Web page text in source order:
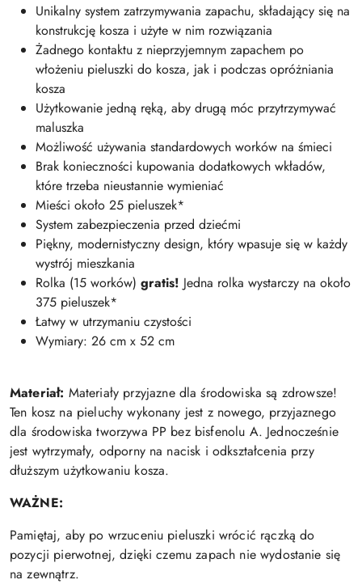
Unikalny system zatrzymywania zapachu, składający się na
konstrukcję kosza i użyte w nim rozwiązania
Żadnego kontaktu z nieprzyjemnym zapachem po
włożeniu pieluszki do kosza, jak i podczas opróżniania
kosza
Użytkowanie jedną ręką, aby drugą móc przytrzymywać
maluszka
Możliwość używania standardowych worków na śmieci
Brak konieczności kupowania dodatkowych wkładów,
które trzeba nieustannie wymieniać
Mieści około 25 pieluszek*
System zabezpieczenia przed dziećmi
Piękny, modernistyczny design, który wpasuje się w każdy
wystrój mieszkania
Rolka (15 worków) gratis! Jedna rolka wystarczy na około
375 pieluszek*
Łatwy w utrzymaniu czystości
Wymiary: 26 cm x 52 cm
Materiał: Materiały przyjazne dla środowiska są zdrowsze!
Ten kosz na pieluchy wykonany jest z nowego, przyjaznego
dla środowiska tworzywa PP bez bisfenolu A. Jednocześnie
jest wytrzymały, odporny na nacisk i odkształcenia przy
dłuższym użytkowaniu kosza.
WAŻNE:
Pamiętaj, aby po wrzuceniu pieluszki wrócić rączką do
pozycji pierwotnej, dzięki czemu zapach nie wydostanie się
na zewnątrz.